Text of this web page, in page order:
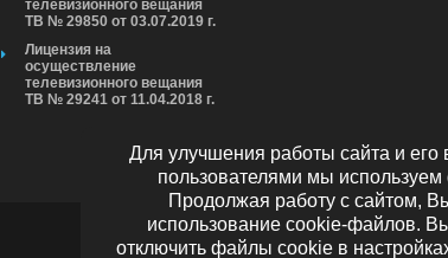
телевизионного вещания
ТВ № 29850 от 03.07.2019 г.
Лицензия на
осуществление
телевизионного вещания
ТВ № 29241 от 11.04.2018 г.
Для улучшения работы сайта и его
пользователями мы
Продолжая работу с сайтом,
использование cookie-файлов.
отключить файлы cookie в